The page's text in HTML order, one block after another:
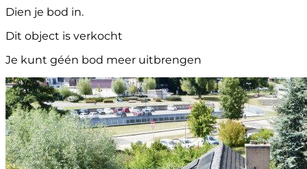
Dien je bod in.
Dit object is verkocht
Je kunt géén bod meer uitbrengen